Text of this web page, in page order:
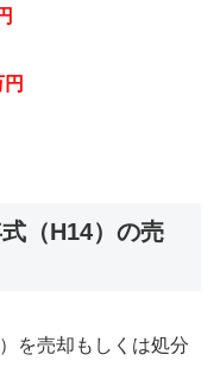
（H14）の売
を売却もしくは処分